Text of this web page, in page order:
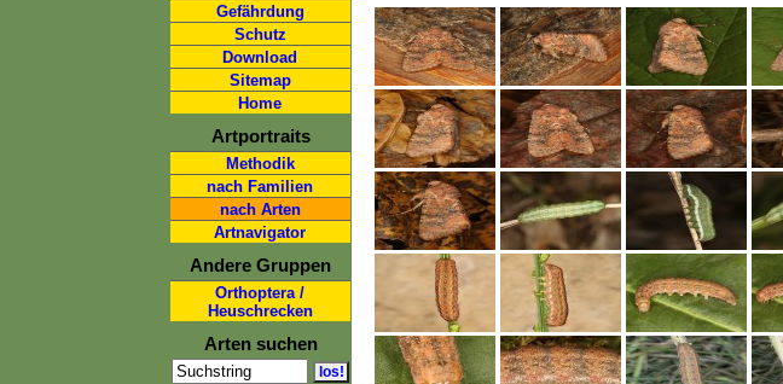
Gefährdung
Schutz
Download
Sitemap
Home
Artportraits
Methodik
nach Familien
nach Arten
Artnavigator
Andere Gruppen
Orthoptera /
Heuschrecken
Arten suchen